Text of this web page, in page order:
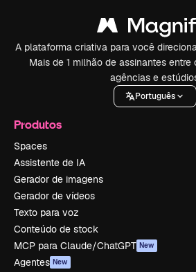
A plataforma criativa para você
Mais de 1 milhão de assinantes entre
agências e
Português
Produtos
Spaces
Assistente de IA
Gerador de imagens
Gerador de vídeos
Texto para voz
Conteúdo de stock
MCP para Claude/ChatGPT New
Agentes New